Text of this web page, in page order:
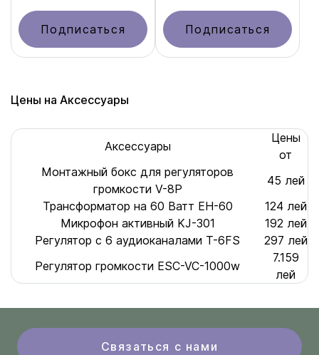
Подписаться Подписаться
Цены на Аксессуары
Аксессуары
Цены
от
Монтажный бокс для регуляторов
громкости V-8P
45 лей
Трансформатор на 60 Ватт EH-60
124 лей
Микрофон активный KJ-301
192 лей
Регулятор с 6 аудиоканалами T-6FS
297 лей
Регулятор громкости ESC-VC-1000w
7.159
лей
Связаться с нами